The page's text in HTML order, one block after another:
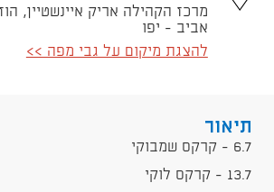
אביב - יפו
להצגת מיקום על גבי מפה >>
תיאור
6.7 - קרקס שמבוקי
13.7 - קרקס לוקי